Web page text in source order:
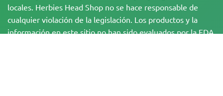
locales. Herbies Head Shop no se hace responsable de
cualquier violación de la legislación. Los productos y la
información en este sitio no han sido evaluados por la FDA